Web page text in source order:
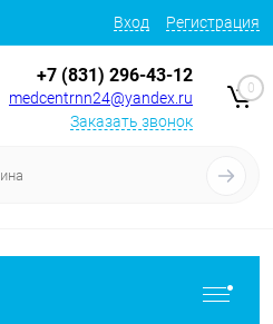
Вход Регистрация
+7 (831) 296-43-12
medcentrnn24@yandex.ru
Заказать звонок
0